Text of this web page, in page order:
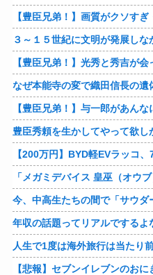
【豊臣兄弟！】画質がクソすぎ
３～１５世紀に文明が発展しな
【豊臣兄弟！】光秀と秀吉が
なぜ本能寺の変で織田信長の
【豊臣兄弟！】与一郎があん
豊臣秀頼を生かしてやって欲し
【200万円】BYD軽EVラッコ、
年収の話題ってリアルでするよ
人生で1度は海外旅行は当たり
【悲報】セブンイレブンのお